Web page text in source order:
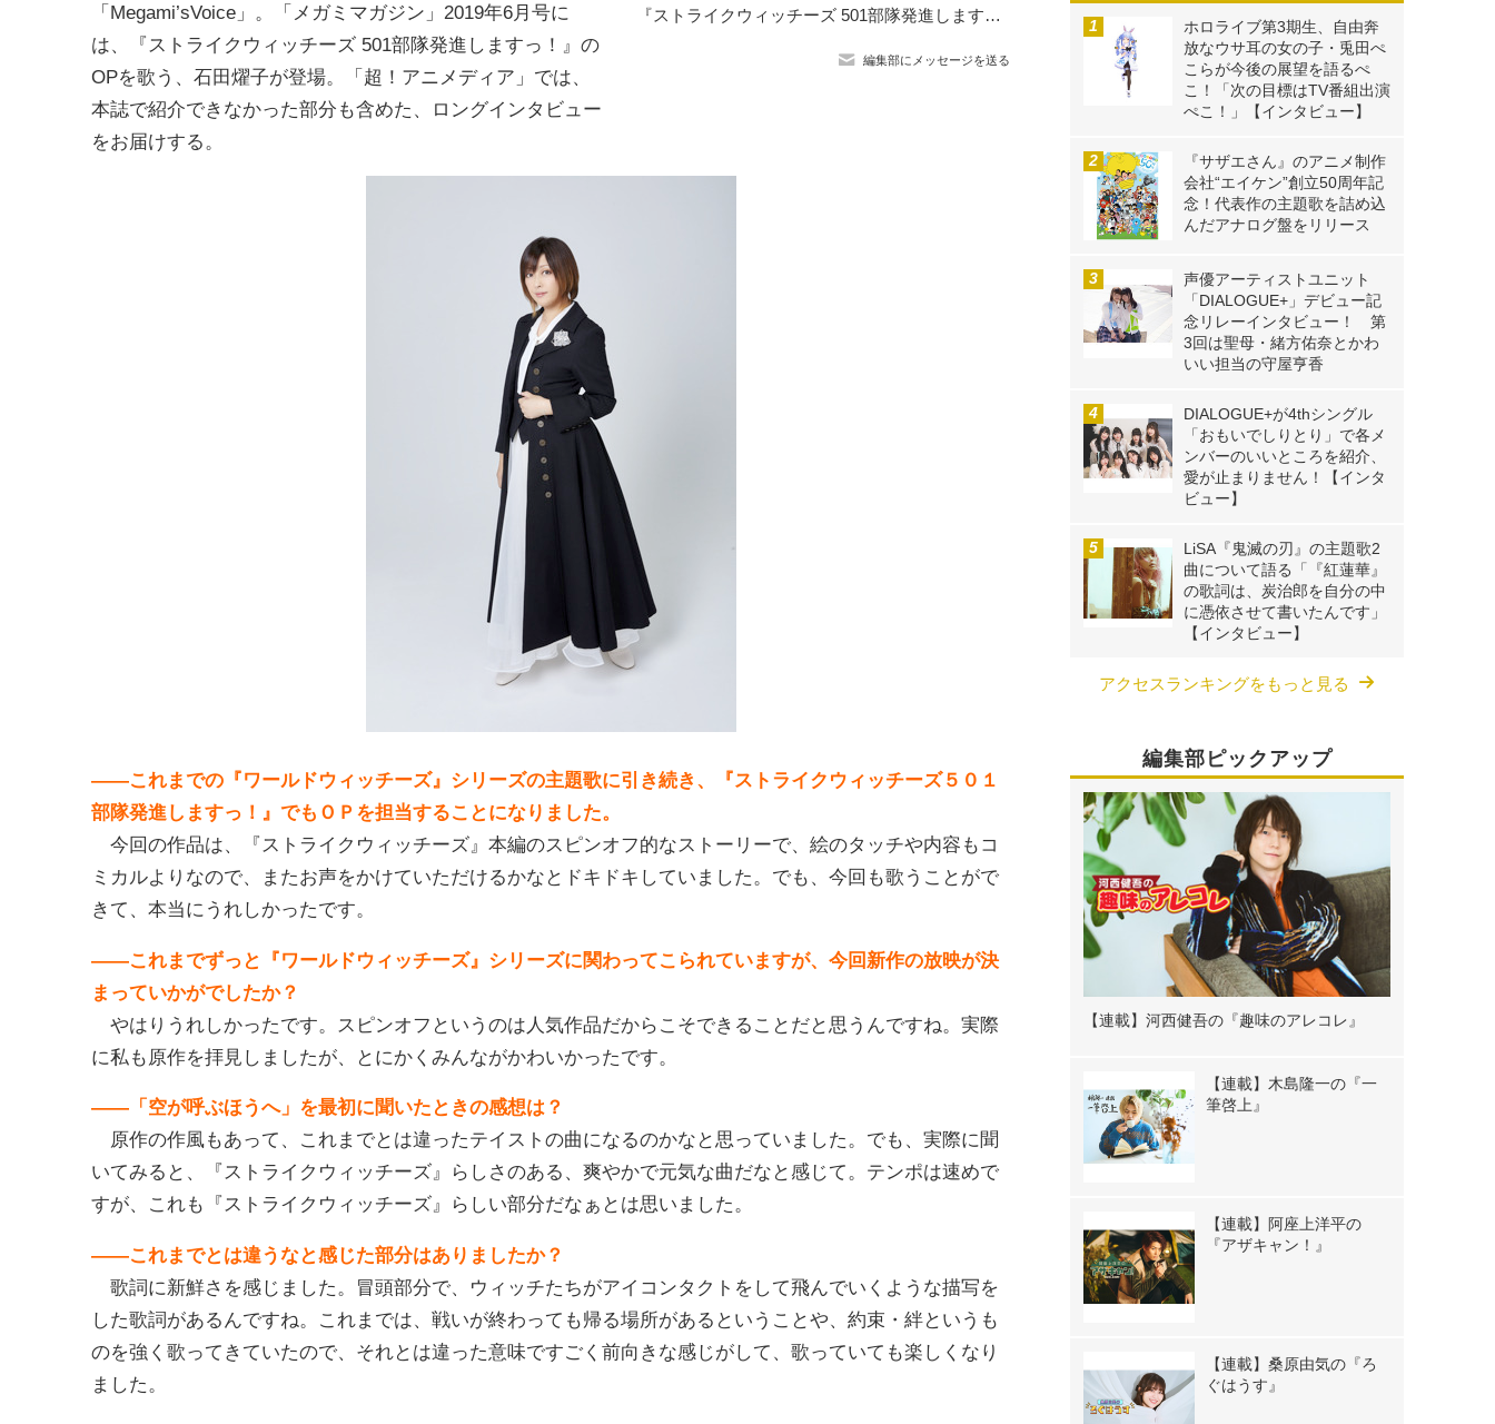
『ストライクウィッチーズ 501部隊発進しますっ！』のジップパーカーの予約を「AMNIBUS」にて受付中
編集部にメッセージを送る
「Megami’sVoice」。「メガミマガジン」2019年6月号に
は、『ストライクウィッチーズ 501部隊発進しますっ！』の
OPを歌う、石田燿子が登場。「超！アニメディア」では、
本誌で紹介できなかった部分も含めた、ロングインタビュー
をお届けする。
――これまでの『ワールドウィッチーズ』シリーズの主題歌に引き続き、『ストライクウィッチーズ５０１
部隊発進しますっ！』でもＯＰを担当することになりました。
今回の作品は、『ストライクウィッチーズ』本編のスピンオフ的なストーリーで、絵のタッチや内容もコ
ミカルよりなので、またお声をかけていただけるかなとドキドキしていました。でも、今回も歌うことがで
きて、本当にうれしかったです。
――これまでずっと『ワールドウィッチーズ』シリーズに関わってこられていますが、今回新作の放映が決
まっていかがでしたか？
やはりうれしかったです。スピンオフというのは人気作品だからこそできることだと思うんですね。実際
に私も原作を拝見しましたが、とにかくみんながかわいかったです。
――「空が呼ぶほうへ」を最初に聞いたときの感想は？
原作の作風もあって、これまでとは違ったテイストの曲になるのかなと思っていました。でも、実際に聞
いてみると、『ストライクウィッチーズ』らしさのある、爽やかで元気な曲だなと感じて。テンポは速めで
すが、これも『ストライクウィッチーズ』らしい部分だなぁとは思いました。
――これまでとは違うなと感じた部分はありましたか？
歌詞に新鮮さを感じました。冒頭部分で、ウィッチたちがアイコンタクトをして飛んでいくような描写を
した歌詞があるんですね。これまでは、戦いが終わっても帰る場所があるということや、約束・絆というも
のを強く歌ってきていたので、それとは違った意味ですごく前向きな感じがして、歌っていても楽しくなり
ました。
ホロライブ第3期生、自由奔
放なウサ耳の女の子・兎田ぺ
こらが今後の展望を語るぺ
こ！「次の目標はTV番組出演
ぺこ！」【インタビュー】
『サザエさん』のアニメ制作
会社“エイケン”創立50周年記
念！代表作の主題歌を詰め込
んだアナログ盤をリリース
声優アーティストユニット
「DIALOGUE+」デビュー記
念リレーインタビュー！ 第
3回は聖母・緒方佑奈とかわ
いい担当の守屋亨香
DIALOGUE+が4thシングル
「おもいでしりとり」で各メ
ンバーのいいところを紹介、
愛が止まりません！【インタ
ビュー】
LiSA『鬼滅の刃』の主題歌2
曲について語る「『紅蓮華』
の歌詞は、炭治郎を自分の中
に憑依させて書いたんです」
【インタビュー】
アクセスランキングをもっと見る
編集部ピックアップ
【連載】河西健吾の『趣味のアレコレ』
【連載】木島隆一の『一
筆啓上』
【連載】阿座上洋平の
『アザキャン！』
【連載】桑原由気の『ろ
ぐはうす』